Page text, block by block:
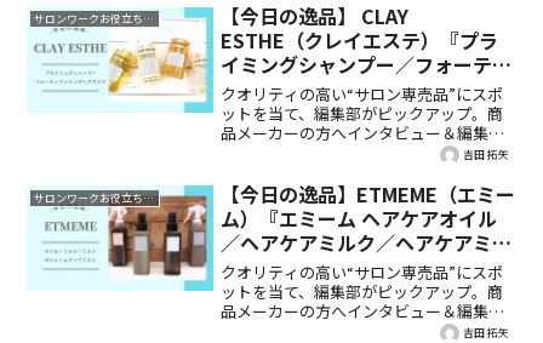
サロンワークお役立ち情報
【今日の逸品】 CLAY
ESTHE（クレイエステ）『プラ
イミングシャンプー／フォーティ
ファイングヘアマスク』
クオリティの高い“サロン専売品”にスポ
ットを当て、編集部がピックアップ。商
品メーカーの方へインタビュー＆編集部
のお試しレビュー付きで、詳しくご紹
テ）『プライミングシャンプー／フォー
ティファイングヘアマスク』です。
吉田 拓矢
サロンワークお役立ち情報
【今日の逸品】ETMEME（エミー
ム）『エミーム ヘアケアオイル
／ヘアケアミルク／ヘアケアミス
ト／ボリュームアップミスト』
クオリティの高い“サロン専売品”にスポ
ットを当て、編集部がピックアップ。商
品メーカーの方へインタビュー＆編集部
のお試しレビュー付きで、詳しくご紹吉田 拓矢